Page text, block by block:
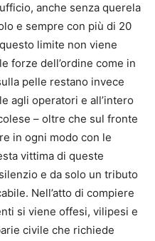
anche senza querela
e sempre con più di 20
limite non viene
forze dell’ordine come in
pelle restano invece
agli operatori e all’intero
– oltre che sul fronte
in ogni modo con le
vittima di queste
e da solo un tributo
Nell’atto di compiere
si viene offesi, vilipesi e
civile che richiede